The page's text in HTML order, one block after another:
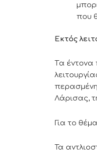
που
Εκτός
Tα έντονα
περασμένη
Λάρισας,
Για το
Τα